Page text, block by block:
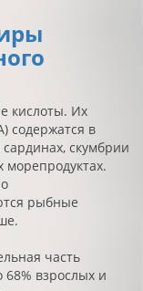
кислоты. Их
содержатся в
скумбрии
рыбные
часть
68% взрослых и